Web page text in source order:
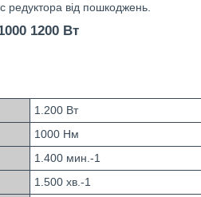
редуктора від пошкоджень.
1200 Вт
1.200 Вт
1000 Нм
1.400 мин.-1
1.500 хв.-1